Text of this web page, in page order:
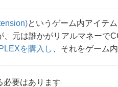
というゲーム内アイテ
元は誰かがリアルマネーで
を購入し 、それをゲーム
必要はあります